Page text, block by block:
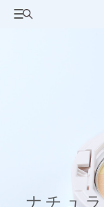
ナチュ